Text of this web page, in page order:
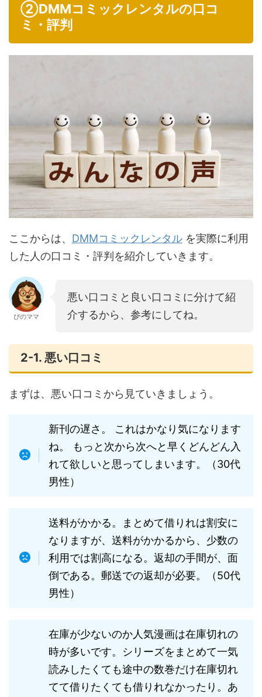
②DMMコミックレンタルの口コ
ミ・評判
ここからは、 DMMコミックレンタル を実際に利用
した人の口コミ・評判を紹介していきます。
ぴのママ
悪い口コミと良い口コミに分けて紹
介するから、参考にしてね。
2-1. 悪い口コミ
まずは、悪い口コミから見ていきましょう。
新刊の遅さ。 これはかなり気になります
ね。 もっと次から次へと早くどんどん入
れて欲しいと思ってしまいます。（30代
男性）
送料がかかる。まとめて借りれは割安に
なりますが、送料がかかるから、少数の
利用では割高になる。返却の手間が、面
倒である。郵送での返却が必要。（50代
男性）
在庫が少ないのか人気漫画は在庫切れの
時が多いです。シリーズをまとめて一気
読みしたくても途中の数巻だけ在庫切れ
てて借りたくても借りれなかったり。あ